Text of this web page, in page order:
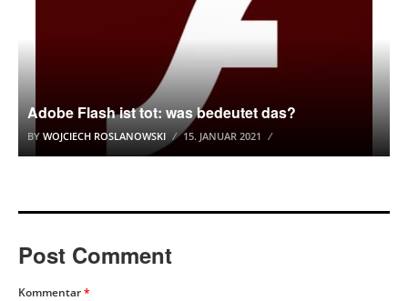
Adobe Flash ist tot: was bedeutet das?
BY WOJCIECH ROSLANOWSKI 15. JANUAR 2021
Post Comment
Kommentar*